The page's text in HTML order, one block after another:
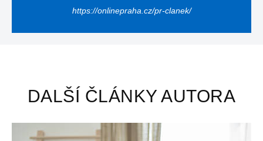
https://onlinepraha.cz/pr-clanek/
DALŠÍ ČLÁNKY AUTORA